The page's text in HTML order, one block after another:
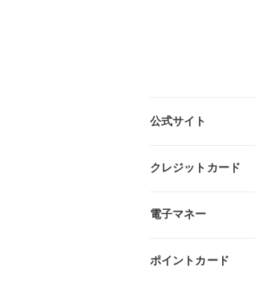
公式サイト
クレジットカード
電子マネー
ポイントカード